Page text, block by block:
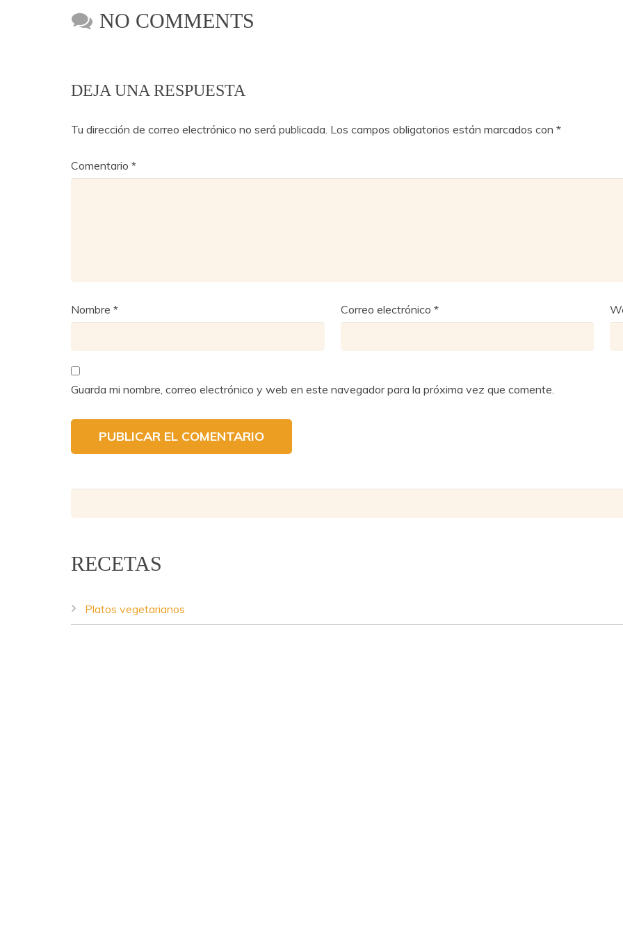
NO COMMENTS
DEJA UNA RESPUESTA
Tu dirección de correo electrónico no será publicada. Los campos obligatorios están marcados con *
Comentario *
Nombre * Correo electrónico *
Guarda mi nombre, correo electrónico y web en este navegador para la próxima vez que comente.
RECETAS
Platos vegetarianos
Lentejas Casilda - Copyright © 2016.